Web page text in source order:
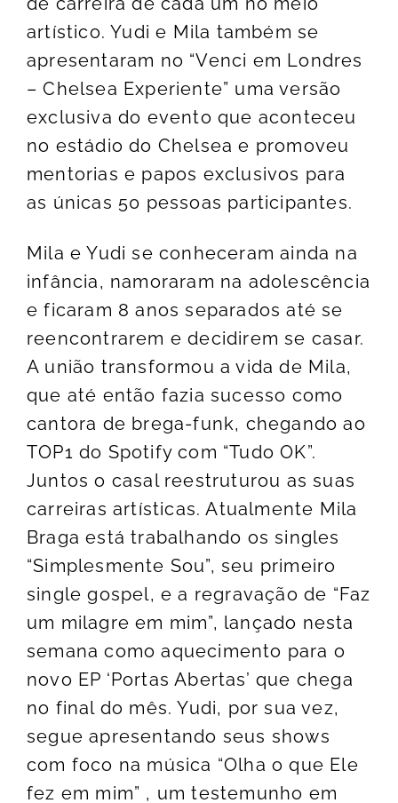
artístico. Yudi e Mila também se
apresentaram no “Venci em Londres
– Chelsea Experiente” uma versão
exclusiva do evento que aconteceu
no estádio do Chelsea e promoveu
mentorias e papos exclusivos para
as únicas 50 pessoas participantes.
Mila e Yudi se conheceram ainda na
infância, namoraram na adolescência
e ficaram 8 anos separados até se
reencontrarem e decidirem se casar.
A união transformou a vida de Mila,
que até então fazia sucesso como
cantora de brega-funk, chegando ao
TOP1 do Spotify com “Tudo OK”.
Juntos o casal reestruturou as suas
carreiras artísticas. Atualmente Mila
Braga está trabalhando os singles
“Simplesmente Sou”, seu primeiro
single gospel, e a regravação de “Faz
um milagre em mim”, lançado nesta
semana como aquecimento para o
novo EP ‘Portas Abertas’ que chega
no final do mês. Yudi, por sua vez,
segue apresentando seus shows
com foco na música “Olha o que Ele
fez em mim” , um testemunho em